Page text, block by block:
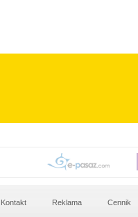
Kontakt Reklama Cennik